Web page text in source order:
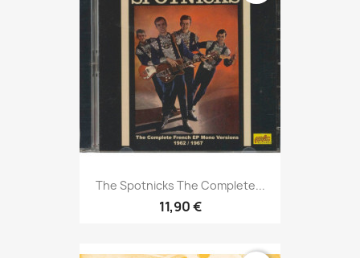
The Spotnicks The Complete...
11,90 €